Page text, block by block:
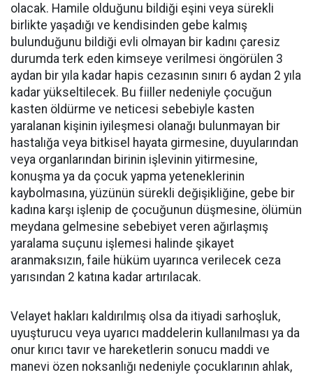
olacak. Hamile olduğunu bildiği eşini veya sürekli
birlikte yaşadığı ve kendisinden gebe kalmış
bulunduğunu bildiği evli olmayan bir kadını çaresiz
durumda terk eden kimseye verilmesi öngörülen 3
aydan bir yıla kadar hapis cezasının sınırı 6 aydan 2 yıla
kadar yükseltilecek. Bu fiiller nedeniyle çocuğun
kasten öldürme ve neticesi sebebiyle kasten
yaralanan kişinin iyileşmesi olanağı bulunmayan bir
hastalığa veya bitkisel hayata girmesine, duyularından
veya organlarından birinin işlevinin yitirmesine,
konuşma ya da çocuk yapma yeteneklerinin
kaybolmasına, yüzünün sürekli değişikliğine, gebe bir
kadına karşı işlenip de çocuğunun düşmesine, ölümün
meydana gelmesine sebebiyet veren ağırlaşmış
yaralama suçunu işlemesi halinde şikayet
aranmaksızın, faile hüküm uyarınca verilecek ceza
yarısından 2 katına kadar artırılacak.
Velayet hakları kaldırılmış olsa da itiyadi sarhoşluk,
uyuşturucu veya uyarıcı maddelerin kullanılması ya da
onur kırıcı tavır ve hareketlerin sonucu maddi ve
manevi özen noksanlığı nedeniyle çocuklarının ahlak,